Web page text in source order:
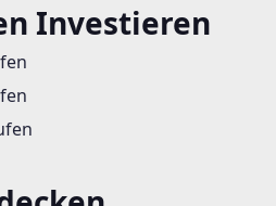
Investieren